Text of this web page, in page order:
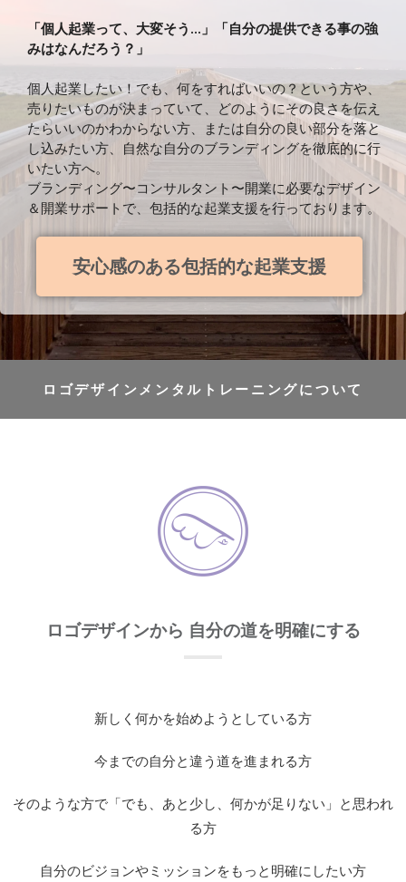
「個人起業って、大変そう…」「自分の提供できる事の強
みはなんだろう？」
個人起業したい！でも、何をすればいいの？という方や、
売りたいものが決まっていて、どのようにその良さを伝え
たらいいのかわからない方、または自分の良い部分を落と
し込みたい方、自然な自分のブランディングを徹底的に行
いたい方へ。
ブランディング〜コンサルタント〜開業に必要なデザイン
＆開業サポートで、包括的な起業支援を行っております。
安心感のある包括的な起業支援
ロゴデザインメンタルトレーニングについて
ロゴデザインから 自分の道を明確にする
新しく何かを始めようとしている方
今までの自分と違う道を進まれる方
そのような方で「でも、あと少し、何かが足りない」と思われ
る方
自分のビジョンやミッションをもっと明確にしたい方